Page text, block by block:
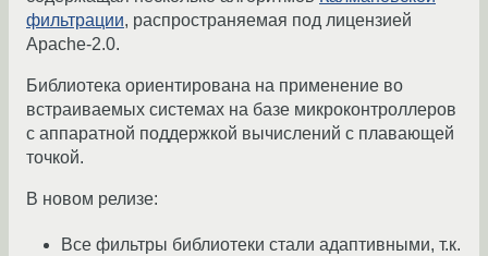
фильтрации, распространяемая под лицензией
Apache-2.0.
Библиотека ориентирована на применение во
встраиваемых системах на базе микроконтроллеров
с аппаратной поддержкой вычислений с плавающей
точкой.
В новом релизе:
Все фильтры библиотеки стали адаптивными, т.к.